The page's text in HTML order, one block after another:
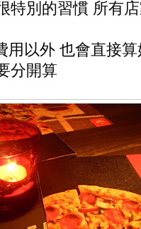
特別的習慣 所有
用以外 也會直接
分開算